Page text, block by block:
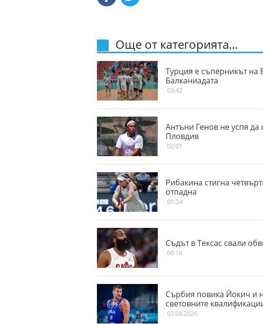
Още от категорията...
Турция е съперникът на
Балканиадата
03:42
Антъни Генов не успя да
Пловдив
02:01
Рибакина стигна
отпадна
01:24
Съдът в Тексас свали
00:18
Сърбия повика Йокич и
световните
07.08.2026